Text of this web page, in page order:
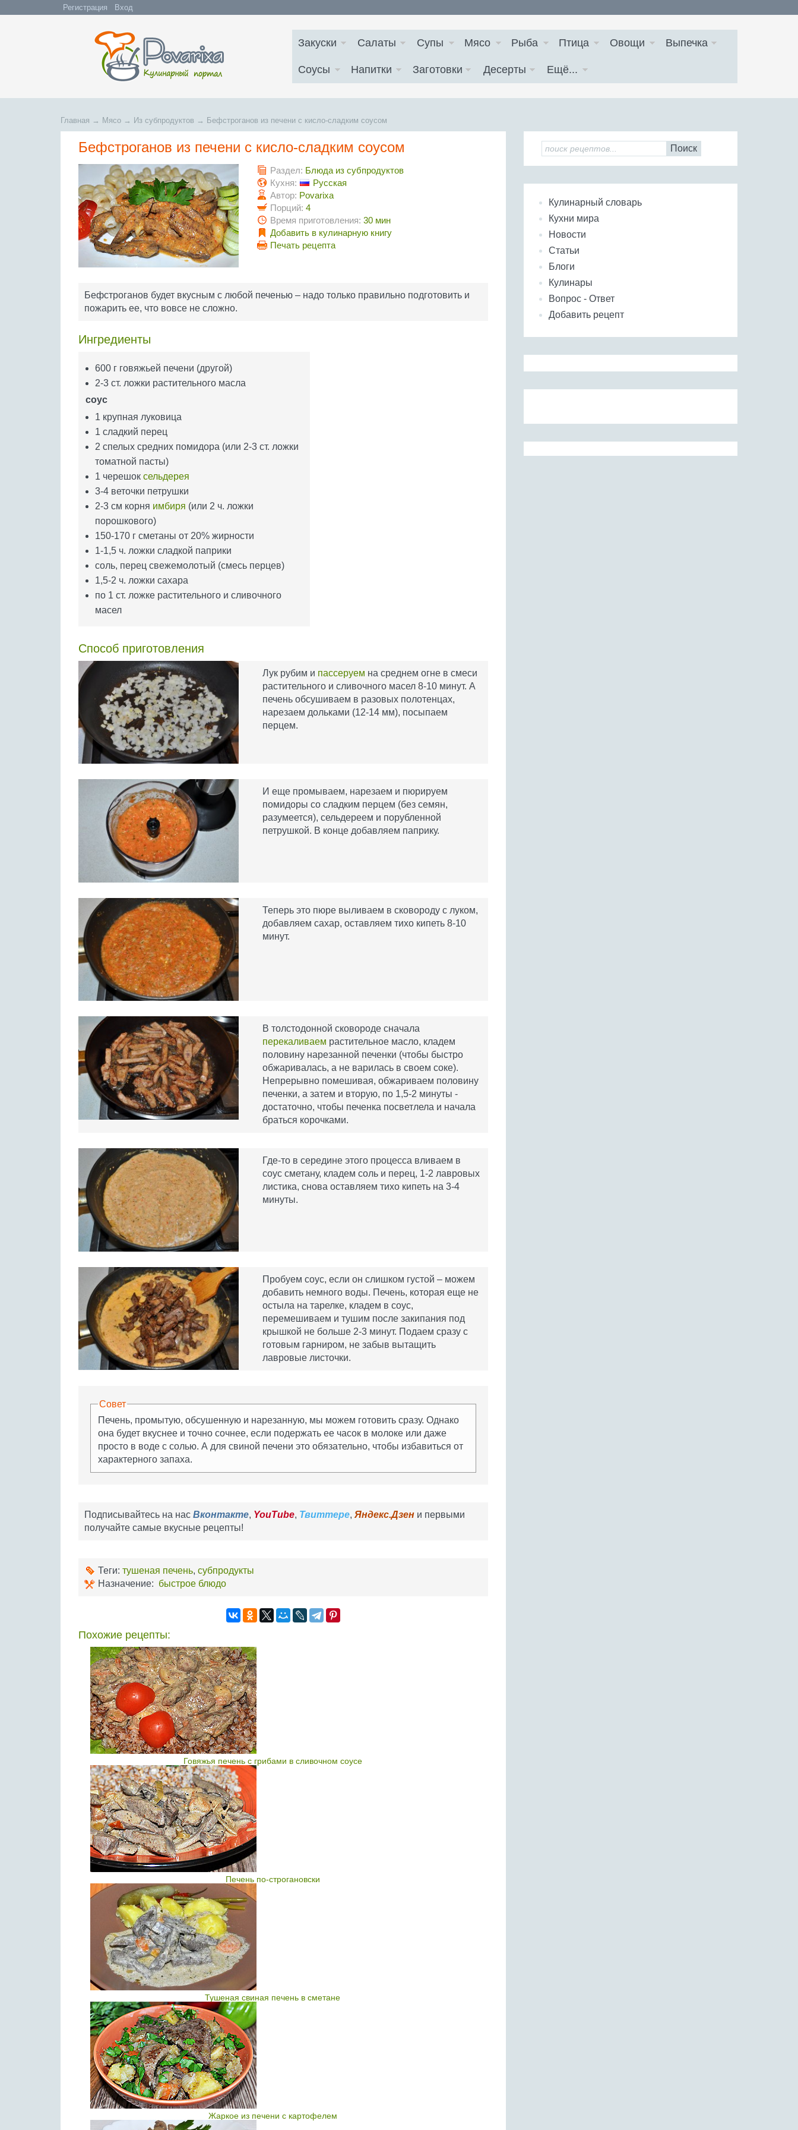
Регистрация Вход
Закуски Салаты Супы Мясо Рыба Птица Овощи Выпечка
Соусы Напитки Заготовки Десерты Ещё...
Главная → Мясо → Из субпродуктов → Бефстроганов из печени с кисло-сладким соусом
Бефстроганов из печени с кисло-сладким соусом
Раздел: Блюда из субпродуктов
Кухня:
Русская
Автор: Povarixa
Порций: 4
Время приготовления: 30 мин
Добавить в кулинарную книгу
Печать рецепта
Бефстроганов будет вкусным с любой печенью – надо только правильно подготовить и
пожарить ее, что вовсе не сложно.
Ингредиенты
600 г говяжьей печени (другой)
2-3 ст. ложки растительного масла
соус
1 крупная луковица
1 сладкий перец
2 спелых средних помидора (или 2-3 ст. ложки
томатной пасты)
1 черешок сельдерея
3-4 веточки петрушки
2-3 см корня имбиря (или 2 ч. ложки
порошкового)
150-170 г сметаны от 20% жирности
1-1,5 ч. ложки сладкой паприки
соль, перец свежемолотый (смесь перцев)
1,5-2 ч. ложки сахара
по 1 ст. ложке растительного и сливочного
масел
Способ приготовления
Лук рубим и пассеруем на среднем огне в смеси
растительного и сливочного масел 8-10 минут. А
печень обсушиваем в разовых полотенцах,
нарезаем дольками (12-14 мм), посыпаем
перцем.
И еще промываем, нарезаем и пюрируем
помидоры со сладким перцем (без семян,
разумеется), сельдереем и порубленной
петрушкой. В конце добавляем паприку.
Теперь это пюре выливаем в сковороду с луком,
добавляем сахар, оставляем тихо кипеть 8-10
минут.
В толстодонной сковороде сначала
перекаливаем растительное масло, кладем
половину нарезанной печенки (чтобы быстро
обжаривалась, а не варилась в своем соке).
Непрерывно помешивая, обжариваем половину
печенки, а затем и вторую, по 1,5-2 минуты -
достаточно, чтобы печенка посветлела и начала
браться корочками.
Где-то в середине этого процесса вливаем в
соус сметану, кладем соль и перец, 1-2 лавровых
листика, снова оставляем тихо кипеть на 3-4
минуты.
Пробуем соус, если он слишком густой – можем
добавить немного воды. Печень, которая еще не
остыла на тарелке, кладем в соус,
перемешиваем и тушим после закипания под
крышкой не больше 2-3 минут. Подаем сразу с
готовым гарниром, не забыв вытащить
лавровые листочки.
Совет
Печень, промытую, обсушенную и нарезанную, мы можем готовить сразу. Однако
она будет вкуснее и точно сочнее, если подержать ее часок в молоке или даже
просто в воде с солью. А для свиной печени это обязательно, чтобы избавиться от
характерного запаха.
Подписывайтесь на нас Вконтакте, YouTube, Твиттере, Яндекс.Дзен и первыми
получайте самые вкусные рецепты!
Теги: тушеная печень, субпродукты
Назначение: быстрое блюдо
Похожие рецепты:
Говяжья печень с грибами в сливочном соусе
Печень по-строгановски
Тушеная свиная печень в сметане
Жаркое из печени с картофелем
Поиск
Кулинарный словарь
Кухни мира
Новости
Статьи
Блоги
Кулинары
Вопрос - Ответ
Добавить рецепт